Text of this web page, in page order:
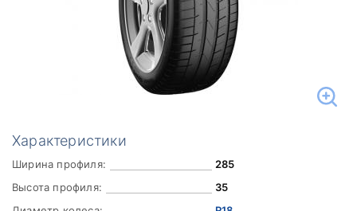
Характеристики
Ширина профиля:
285
Высота профиля:
35